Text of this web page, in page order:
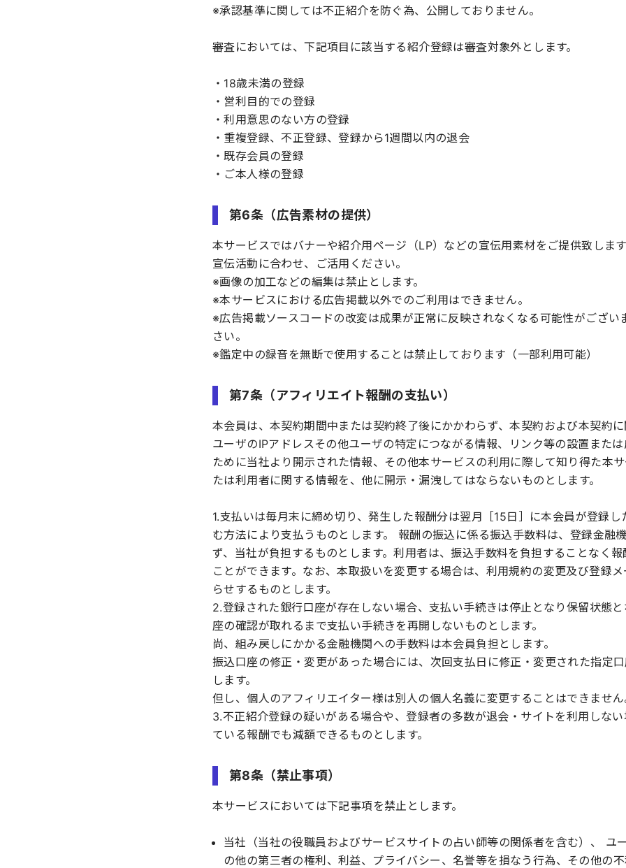
※承認基準に関しては不正紹介を防ぐ為、公開しておりません。
審査においては、下記項目に該当する紹介登録は審査対象外とします。
・18歳未満の登録
・営利目的での登録
・利用意思のない方の登録
・重複登録、不正登録、登録から1週間以内の退会
・既存会員の登録
・ご本人様の登録
第6条（広告素材の提供）
本サービスではバナーや紹介用ページ（LP）などの宣伝用素材をご提供致します
宣伝活動に合わせ、ご活用ください。
※画像の加工などの編集は禁止とします。
※本サービスにおける広告掲載以外でのご利用はできません。
※広告掲載ソースコードの改変は成果が正常に反映されなくなる可能性がござい
さい。
※鑑定中の録音を無断で使用することは禁止しております（一部利用可能）
第7条（アフィリエイト報酬の支払い）
本会員は、本契約期間中または契約終了後にかかわらず、本契約および本契約
ユーザのIPアドレスその他ユーザの特定につながる情報、リンク等の設置また
ために当社より開示された情報、その他本サービスの利用に際して知り得た本
たは利用者に関する情報を、他に開示・漏洩してはならないものとします。
1.支払いは毎月末に締め切り、発生した報酬分は翌月［15日］に本会員が登録し
む方法により支払うものとします。 報酬の振込に係る振込手数料は、登録金融
ず、当社が負担するものとします。利用者は、振込手数料を負担することなく
ことができます。なお、本取扱いを変更する場合は、利用規約の変更及び登録
らせするものとします。
2.登録された銀行口座が存在しない場合、支払い手続きは停止となり保留状態
座の確認が取れるまで支払い手続きを再開しないものとします。
尚、組み戻しにかかる金融機関への手数料は本会員負担とします。
振込口座の修正・変更があった場合には、次回支払日に修正・変更された指定
します。
但し、個人のアフィリエイター様は別人の個人名義に変更することはできません
3.不正紹介登録の疑いがある場合や、登録者の多数が退会・サイトを利用しな
ている報酬でも減額できるものとします。
第8条（禁止事項）
本サービスにおいては下記事項を禁止とします。
当社（当社の役職員およびサービスサイトの占い師等の関係者を含む）、 ユ
の他の第三者の権利、利益、プライバシー、名誉等を損なう行為、その他の